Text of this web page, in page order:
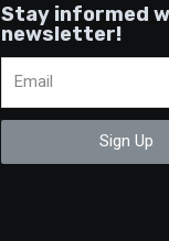
Stay informed
newsletter!
Sign Up